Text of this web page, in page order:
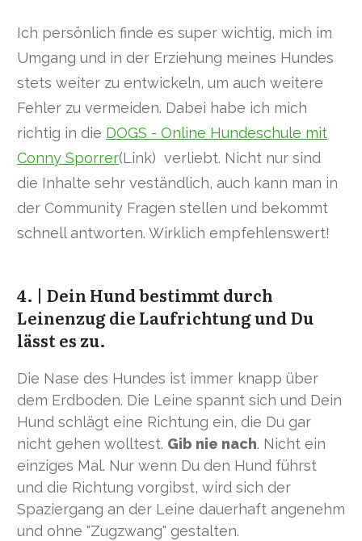
Ich persönlich finde es super wichtig, mich im
Umgang und in der Erziehung meines Hundes
stets weiter zu entwickeln, um auch weitere
Fehler zu vermeiden. Dabei habe ich mich
richtig in die DOGS - Online Hundeschule mit
Conny Sporrer(Link) verliebt. Nicht nur sind
die Inhalte sehr veständlich, auch kann man in
der Community Fragen stellen und bekommt
schnell antworten. Wirklich empfehlenswert!
4. | Dein Hund bestimmt durch
Leinenzug die Laufrichtung und Du
lässt es zu.
Die Nase des Hundes ist immer knapp über
dem Erdboden. Die Leine spannt sich und Dein
Hund schlägt eine Richtung ein, die Du gar
nicht gehen wolltest. Gib nie nach. Nicht ein
einziges Mal. Nur wenn Du den Hund führst
und die Richtung vorgibst, wird sich der
Spaziergang an der Leine dauerhaft angenehm
und ohne "Zugzwang" gestalten.